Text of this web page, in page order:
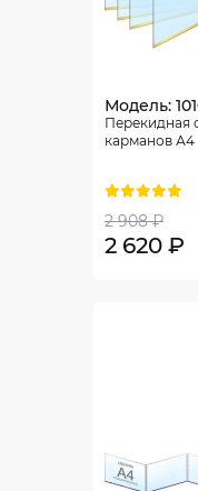
Модель:
Перекидная
карманов А4
2 908 ₽
2 620 ₽